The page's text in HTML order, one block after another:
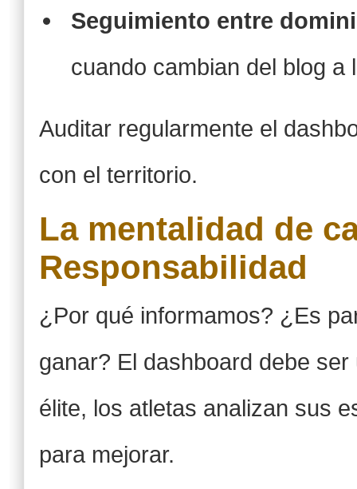
Seguimiento entre
cuando cambian del blog a
Auditar regularmente el
con el territorio.
La mentalidad de
Responsabilidad
¿Por qué informamos? ¿Es
ganar? El dashboard debe
élite, los atletas analizan sus
para mejorar.